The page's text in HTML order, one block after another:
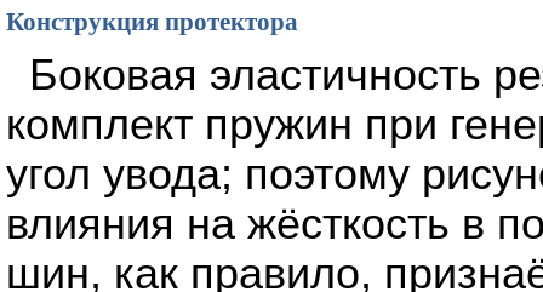
Конструкция протектора
Боковая эластичность
комплект пружин при
угол увода; поэтому
влияния на жёсткость в
шин, как правило,